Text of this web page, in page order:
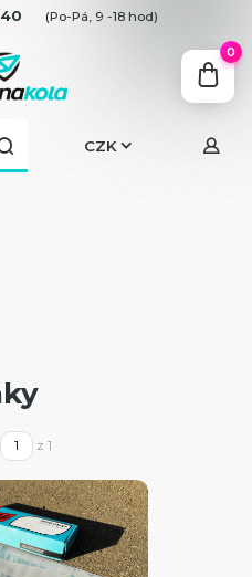
CZK
(Po-Pá, 9 -18 hod)
0
z 1